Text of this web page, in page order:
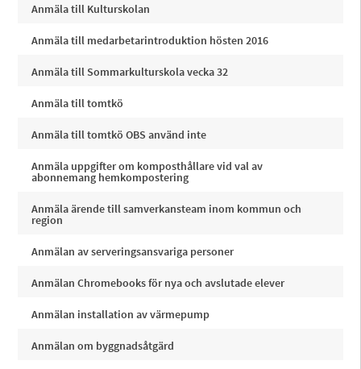
Anmäla till Kulturskolan
Anmäla till medarbetarintroduktion hösten 2016
Anmäla till Sommarkulturskola vecka 32
Anmäla till tomtkö
Anmäla till tomtkö OBS använd inte
Anmäla uppgifter om komposthållare vid val av
abonnemang hemkompostering
Anmäla ärende till samverkansteam inom kommun och
region
Anmälan av serveringsansvariga personer
Anmälan Chromebooks för nya och avslutade elever
Anmälan installation av värmepump
Anmälan om byggnadsåtgärd